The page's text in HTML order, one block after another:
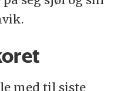
med til siste